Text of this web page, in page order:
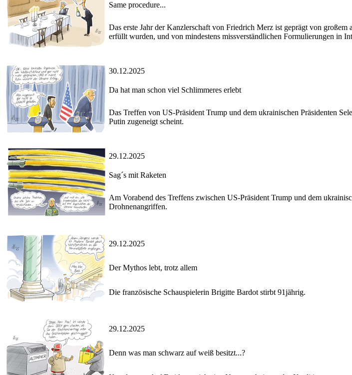
Same procedure...
Das erste Jahr der Kanzlerschaft von Friedrich Merz ist geprägt von
erfüllt wurden, und von mindestens missverständlichen Formulierungen in
30.12.2025
Da hat man schon viel Schlimmeres erlebt
Das Treffen von US-Präsident Trump und dem ukrainischen Präsidenten
Putin zugeneigt scheint.
29.12.2025
Sag´s mit Raketen
Am Vorabend des Treffens zwischen US-Präsident Trump und dem
Drohnenangriffen.
29.12.2025
Der Mythos lebt, trotz allem
Die französische Schauspielerin Brigitte Bardot stirbt 91jährig.
29.12.2025
Denn was man schwarz auf weiß besitzt...?